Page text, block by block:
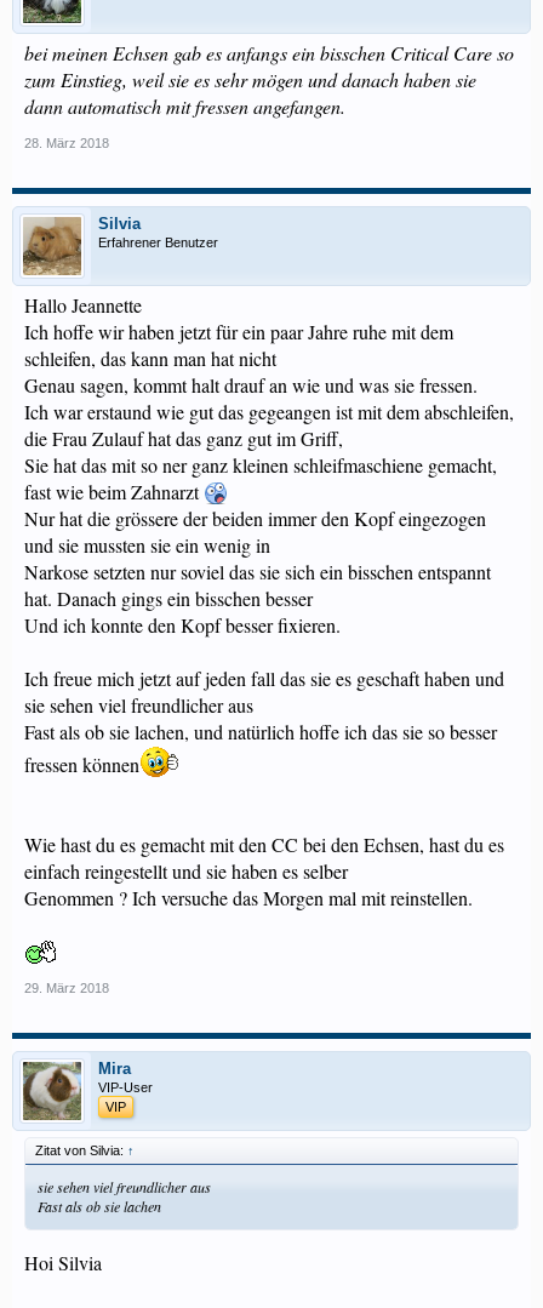
bei meinen Echsen gab es anfangs ein bisschen Critical Care so
zum Einstieg, weil sie es sehr mögen und danach haben sie
dann automatisch mit fressen angefangen.
28. März 2018
Silvia
Erfahrener Benutzer
Hallo Jeannette
Ich hoffe wir haben jetzt für ein paar Jahre ruhe mit dem
schleifen, das kann man hat nicht
Genau sagen, kommt halt drauf an wie und was sie fressen.
Ich war erstaund wie gut das gegeangen ist mit dem abschleifen,
die Frau Zulauf hat das ganz gut im Griff,
Sie hat das mit so ner ganz kleinen schleifmaschiene gemacht,
fast wie beim Zahnarzt
Nur hat die grössere der beiden immer den Kopf eingezogen
und sie mussten sie ein wenig in
Narkose setzten nur soviel das sie sich ein bisschen entspannt
hat. Danach gings ein bisschen besser
Und ich konnte den Kopf besser fixieren.
Ich freue mich jetzt auf jeden fall das sie es geschaft haben und
sie sehen viel freundlicher aus
Fast als ob sie lachen, und natürlich hoffe ich das sie so besser
fressen können
Wie hast du es gemacht mit den CC bei den Echsen, hast du es
einfach reingestellt und sie haben es selber
Genommen ? Ich versuche das Morgen mal mit reinstellen.
29. März 2018
Mira
VIP-User
VIP
Zitat von Silvia: ↑
sie sehen viel freundlicher aus
Fast als ob sie lachen
Hoi Silvia